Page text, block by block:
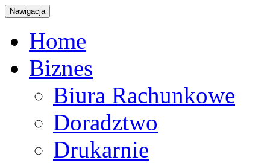
Nawigacja
Home
Biznes
Biura Rachunkowe
Doradztwo
Drukarnie